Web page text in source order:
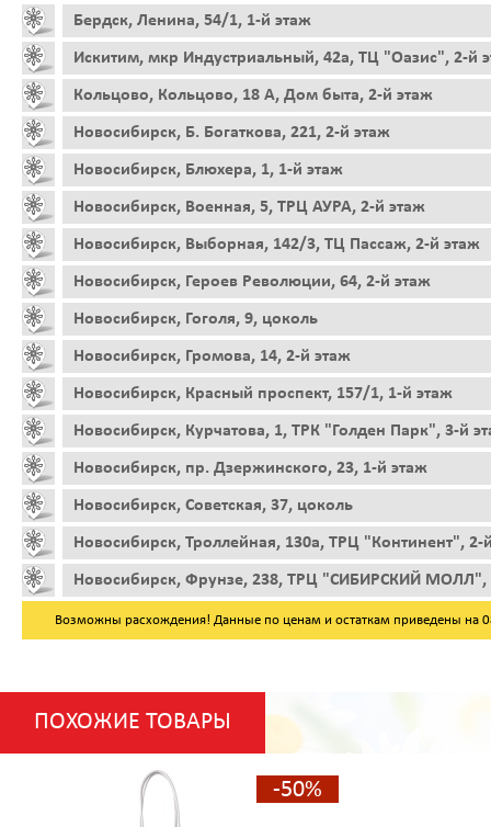
Бердск, Ленина, 54/1, 1-й этаж
Искитим, мкр Индустриальный, 42а, ТЦ "Оазис", 2-й
Кольцово, Кольцово, 18 А, Дом быта, 2-й этаж
Новосибирск, Б. Богаткова, 221, 2-й этаж
Новосибирск, Блюхера, 1, 1-й этаж
Новосибирск, Военная, 5, ТРЦ АУРА, 2-й этаж
Новосибирск, Выборная, 142/3, ТЦ Пассаж, 2-й этаж
Новосибирск, Героев Революции, 64, 2-й этаж
Новосибирск, Гоголя, 9, цоколь
Новосибирск, Громова, 14, 2-й этаж
Новосибирск, Красный проспект, 157/1, 1-й этаж
Новосибирск, Курчатова, 1, ТРК "Голден Парк", 3-й
Новосибирск, пр. Дзержинского, 23, 1-й этаж
Новосибирск, Советская, 37, цоколь
Новосибирск, Троллейная, 130а, ТРЦ "Континент", 2-
Новосибирск, Фрунзе, 238, ТРЦ "СИБИРСКИЙ МОЛЛ",
Возможны расхождения! Данные по ценам и остаткам приведены на
ПОХОЖИЕ ТОВАРЫ
-50%